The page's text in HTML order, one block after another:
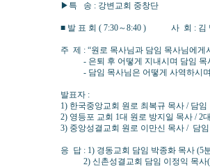
▶특 송 : 강변교회 중창단
■ 발 표 회 ( 7:30～8:40 ) 사 회 : 김
주 제 : “원로 목사님과 담임 목사님에게
- 은퇴 후 어떻게 지내시며 담임 목
- 담임 목사님은 어떻게 사역하시며
발표자 :
1) 한국중앙교회 원로 최복규 목사 / 담
2) 영등포 교회 1대 원로 방지일 목사 /
3) 중앙성결교회 원로 이만신 목사 / 담
응 답 : 1) 경동교회 담임 박종화 목사 (5
2) 신촌성결교회 담임 이정익 목사